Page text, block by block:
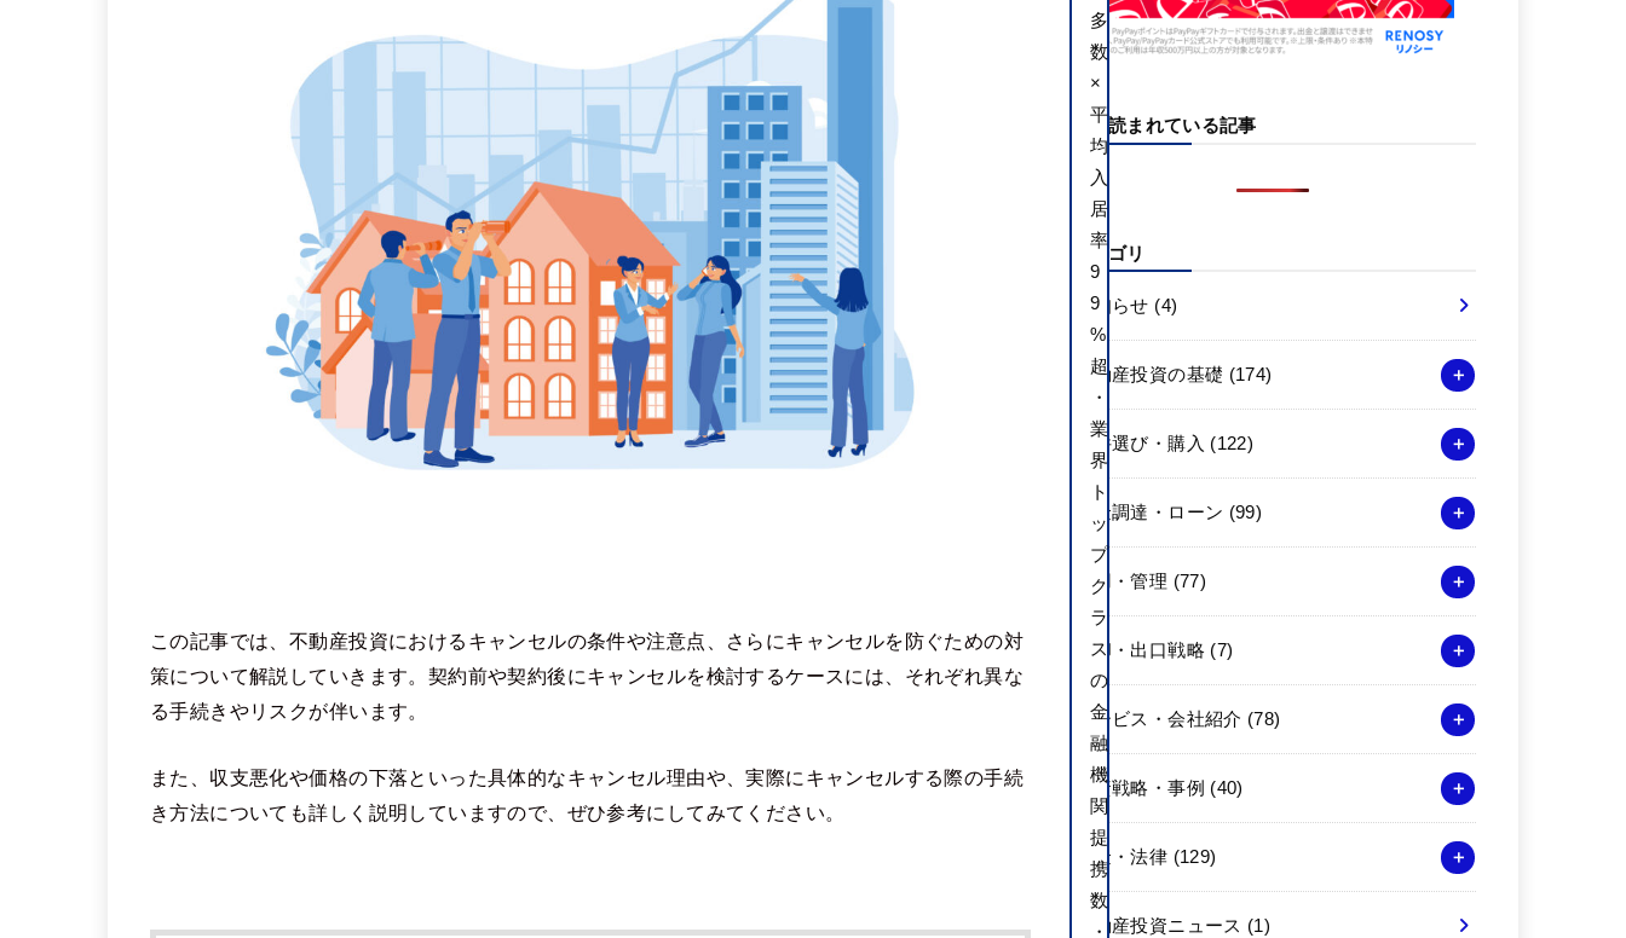
この記事では、不動産投資におけるキャンセルの条件や注意点、さらにキャンセルを防ぐための対
策について解説していきます。契約前や契約後にキャンセルを検討するケースには、それぞれ異な
る手続きやリスクが伴います。
また、収支悪化や価格の下落といった具体的なキャンセル理由や、実際にキャンセルする際の手続
き方法についても詳しく説明していますので、ぜひ参考にしてみてください。
よく読まれている記事
カテゴリ
お知らせ (4)
不動産投資の基礎 (174)
物件選び・購入 (122)
資金調達・ローン (99)
運用・管理 (77)
売却・出口戦略 (7)
サービス・会社紹介 (78)
投資戦略・事例 (40)
税金・法律 (129)
不動産投資ニュース (1)
多
数
×
平
均
入
居
率
9
9
%
超
・
業
界
ト
ッ
プ
ク
ラ
ス
の
金
融
機
関
提
携
数
・